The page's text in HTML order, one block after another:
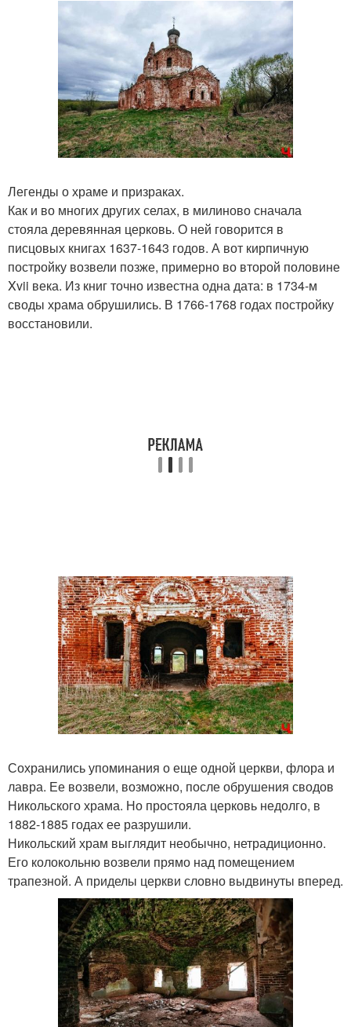
Легенды о храме и призраках.
Как и во многих других селах, в милиново сначала
стояла деревянная церковь. О ней говорится в
писцовых книгах 1637-1643 годов. А вот кирпичную
постройку возвели позже, примерно во второй половине
Xvii века. Из книг точно известна одна дата: в 1734-м
своды храма обрушились. В 1766-1768 годах постройку
восстановили.
Сохранились упоминания о еще одной церкви, флора и
лавра. Ее возвели, возможно, после обрушения сводов
Никольского храма. Но простояла церковь недолго, в
1882-1885 годах ее разрушили.
Никольский храм выглядит необычно, нетрадиционно.
Его колокольню возвели прямо над помещением
трапезной. А приделы церкви словно выдвинуты вперед.